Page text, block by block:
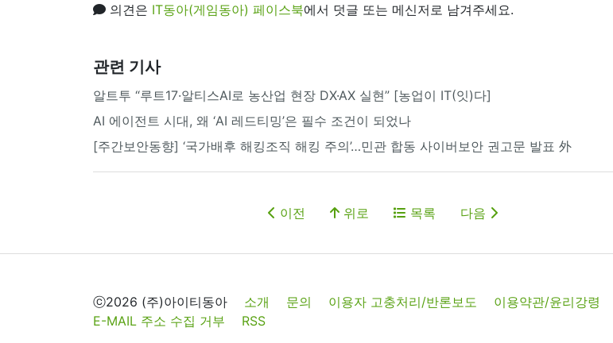
의견은 IT동아(게임동아) 페이스북에서 덧글 또는 메신저로 남겨주세요.
관련 기사
알트투 “루트17·알티스AI로 농산업 현장 DX·AX 실현” [농업이 IT(잇)다]
AI 에이전트 시대, 왜 ‘AI 레드티밍’은 필수 조건이 되었나
[주간보안동향] ‘국가배후 해킹조직 해킹 주의’…민관 합동 사이버보안 권고문 발표 外
이전 위로 목록 다음
ⓒ2026 (주)아이티동아 소개 문의 이용자 고충처리/반론보도 이용약관/윤리강령
E-MAIL 주소 수집 거부
RSS